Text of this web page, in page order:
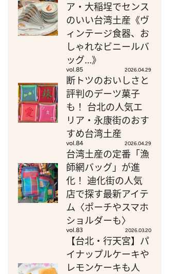
ア・大稲埕でセンス
のいい台湾土産《ヴ
ィンテージ食器、お
しゃれなビニールバ
ッグ…》
vol.85 2026.04.29
断トツのおいしさと
評判のデーツ菓子
も！ 台北の人気エ
リア・永康街のおす
すめ台湾土産
vol.84 2026.04.29
台湾土産の定番「漁
師網バッグ」が進
化！ 迪化街の人気
店で探す最新アイテ
ム〈ポーチやスマホ
ショルダーも〉
vol.83 2026.03.20
【台北・行天宮】パ
イナップルケーキや
レモンケーキも人